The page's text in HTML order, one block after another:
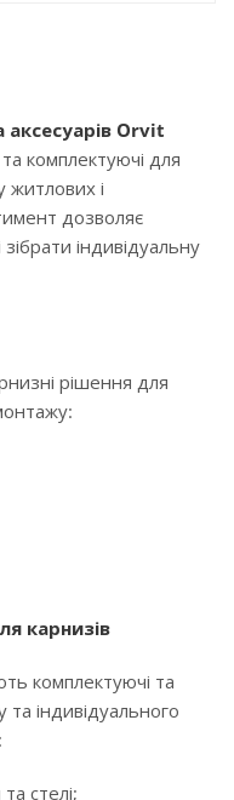
Orvit
комплектуючі для
житлових і
дозволяє
індивідуальну
рішення для
карнизів
комплектуючі та
індивідуального
стелі;